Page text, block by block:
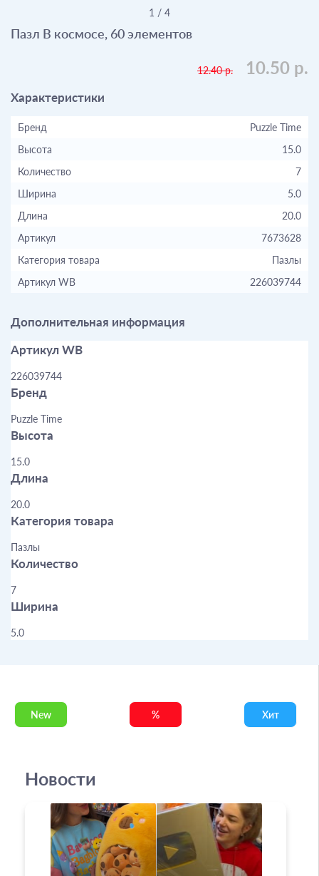
1 / 4
Пазл В космосе, 60 элементов
12.40 р. 10.50 р.
Характеристики
Бренд
Puzzle Time
Высота
15.0
Количество
7
Ширина
5.0
Длина
20.0
Артикул
7673628
Категория товара
Пазлы
Артикул WB
226039744
Дополнительная информация
Артикул WB
226039744
Бренд
Puzzle Time
Высота
15.0
Длина
20.0
Категория товара
Пазлы
Количество
7
Ширина
5.0
New % Хит
Новости